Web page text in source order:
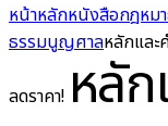
หน้าหลักหนังสือกฎหม
ธรรมนูญศาลหลักแล
ลดราคา! หลั